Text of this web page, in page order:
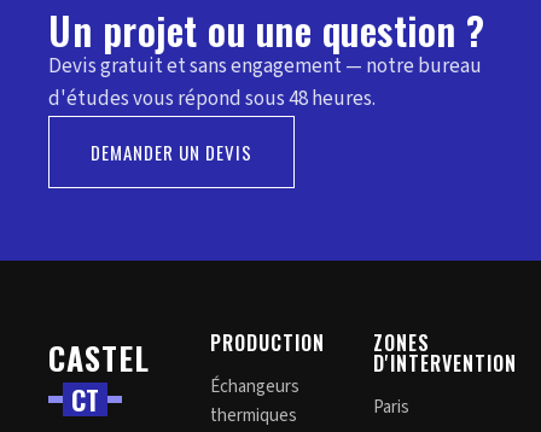
Un projet ou une question ?
Devis gratuit et sans engagement — notre bureau
d'études vous répond sous 48 heures.
DEMANDER UN DEVIS
CASTEL
CT
PRODUCTION
Échangeurs
thermiques
ZONES
D'INTERVENTION
Paris